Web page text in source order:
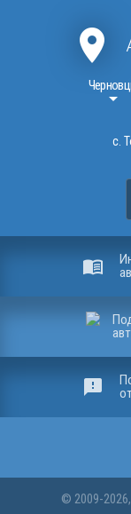
location_on
с.
menu_book
sms_failed
© 2009-